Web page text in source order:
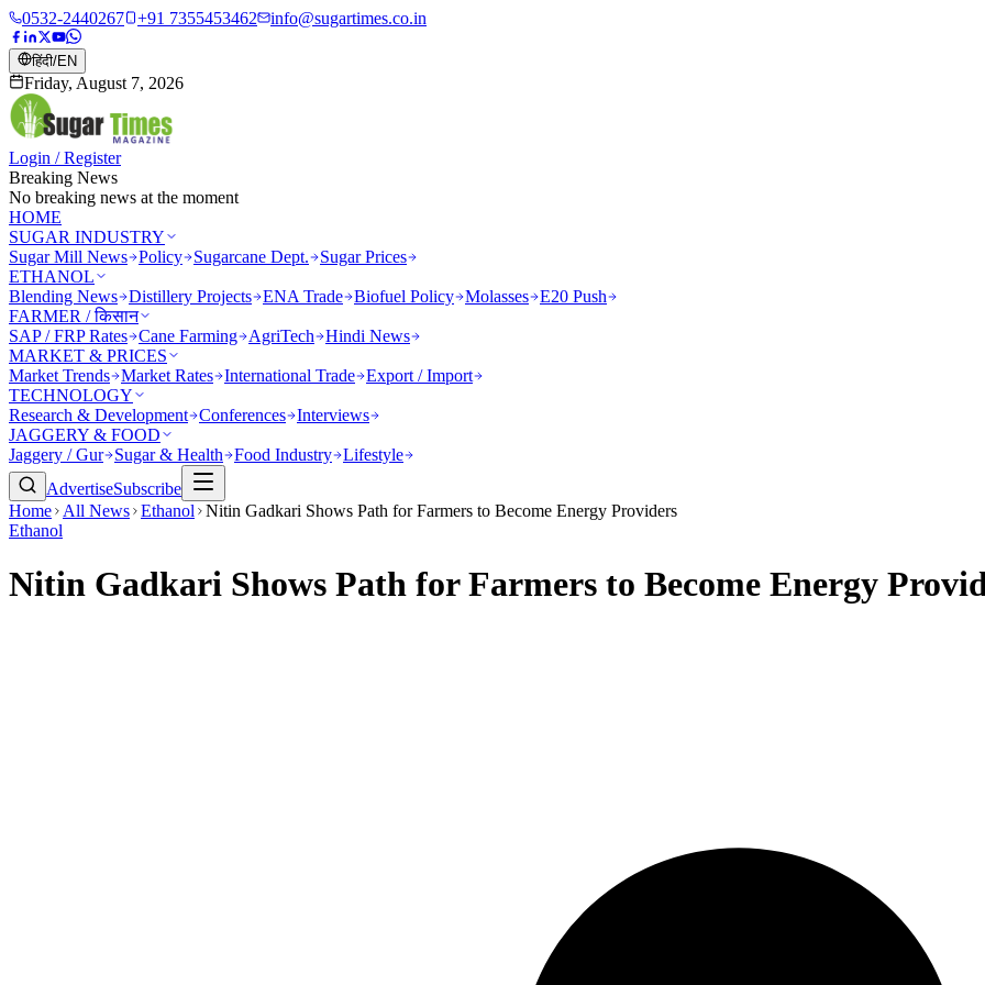
0532-2440267 +91 7355453462 info@sugartimes.co.in
हिंदी/EN
Friday, August 7, 2026
Login / Register
Breaking News
No breaking news at the moment
HOME
SUGAR INDUSTRY
Sugar Mill News Policy Sugarcane Dept.
Sugar Prices
ETHANOL
Blending News Distillery Projects ENA Trade Biofuel Policy Molasses E20 Push
FARMER / किसान
SAP / FRP Rates Cane Farming AgriTech
Hindi News
MARKET & PRICES
Market Trends Market Rates International Trade Export / Import
TECHNOLOGY
Research & Development Conferences Interviews
JAGGERY & FOOD
Jaggery / Gur
Sugar & Health Food Industry Lifestyle
AdvertiseSubscribe
Home
All News Ethanol
Nitin Gadkari Shows Path for Farmers to Become Energy Providers
Ethanol
Nitin Gadkari Shows Path for Farmers to Become Energy